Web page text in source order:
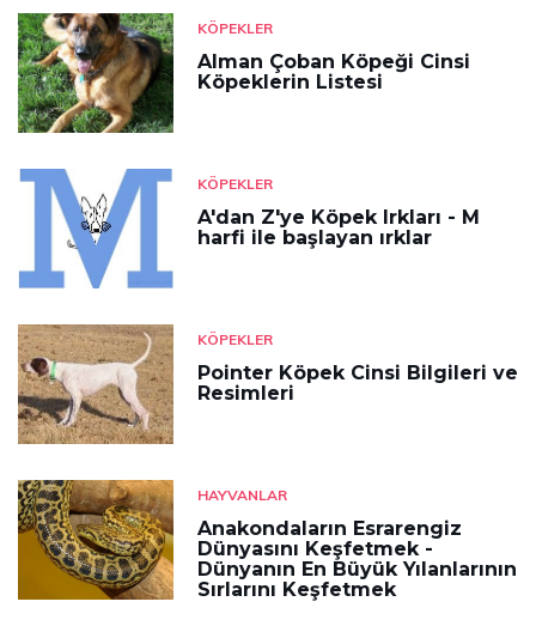
KÖPEKLER
Alman Çoban Köpeği Cinsi
Köpeklerin Listesi
KÖPEKLER
A'dan Z'ye Köpek Irkları - M
harfi ile başlayan ırklar
KÖPEKLER
Pointer Köpek Cinsi Bilgileri ve
Resimleri
HAYVANLAR
Anakondaların Esrarengiz
Dünyasını Keşfetmek -
Dünyanın En Büyük Yılanlarının
Sırlarını Keşfetmek